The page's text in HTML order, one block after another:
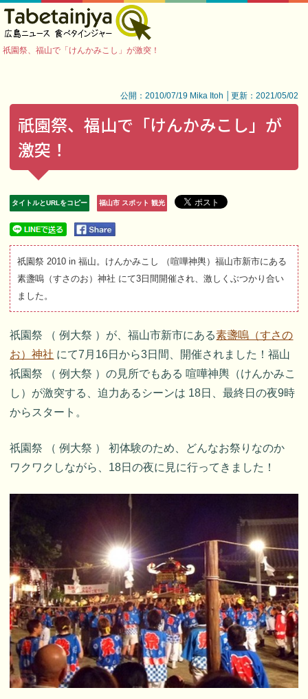
祇園祭、福山で「けんかみこし」が激突！
公開：2010/07/19 Mika Itoh │更新：2021/05/02
祇園祭、福山で「けんかみこし」が
激突！
タイトルとURLをコピー 福山市 スポット 観光
祇園祭 2010 in 福山。けんかみこし （喧嘩神輿）福山市新市にある
素盞嗚（すさのお）神社 にて3日間開催され、激しくぶつかり合い
ました。
祇園祭 （ 例大祭 ）が、福山市新市にある素盞嗚（すさの
お）神社 にて7月16日から3日間、開催されました！福山
祇園祭 （ 例大祭 ）の見所でもある 喧嘩神輿（けんかみこ
し）が激突する、迫力あるシーンは 18日、最終日の夜9時
からスタート。
祇園祭 （ 例大祭 ） 初体験のため、どんなお祭りなのか
ワクワクしながら、18日の夜に見に行ってきました！